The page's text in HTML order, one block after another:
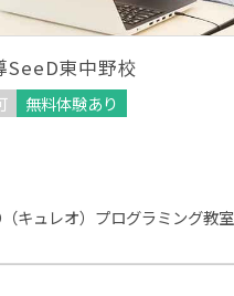
SeeD東中野校
無料体験あり
キュレオ）プログラミング教室